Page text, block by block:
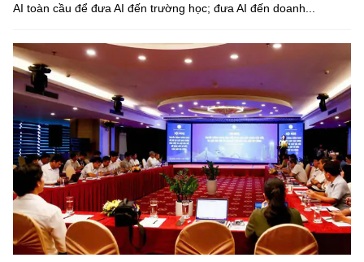
AI toàn cầu để đưa AI đến trường học; đưa AI đến doanh...